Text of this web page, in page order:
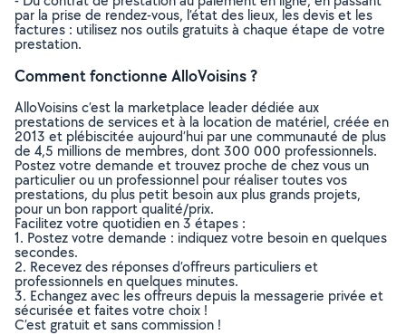
par la prise de rendez-vous, l’état des lieux, les devis et les
factures : utilisez nos outils gratuits à chaque étape de votre
prestation.
Comment fonctionne AlloVoisins ?
AlloVoisins c’est la marketplace leader dédiée aux
prestations de services et à la location de matériel, créée en
2013 et plébiscitée aujourd’hui par une communauté de plus
de 4,5 millions de membres, dont 300 000 professionnels.
Postez votre demande et trouvez proche de chez vous un
particulier ou un professionnel pour réaliser toutes vos
prestations, du plus petit besoin aux plus grands projets,
pour un bon rapport qualité/prix.
Facilitez votre quotidien en 3 étapes :
1. Postez votre demande : indiquez votre besoin en quelques
secondes.
2. Recevez des réponses d’offreurs particuliers et
professionnels en quelques minutes.
3. Echangez avec les offreurs depuis la messagerie privée et
sécurisée et faites votre choix !
C’est gratuit et sans commission !